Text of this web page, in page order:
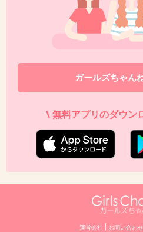
ガールズちゃん
\ 無料アプリのダウン
運営会社 お問い合わせ